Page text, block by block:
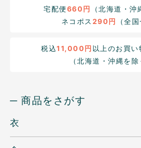
宅配便660円
（北海道・沖
ネコポス 290円 （全
税込11,000円 以上のお買い
（北海道・沖縄を除
─ 商品をさがす
衣